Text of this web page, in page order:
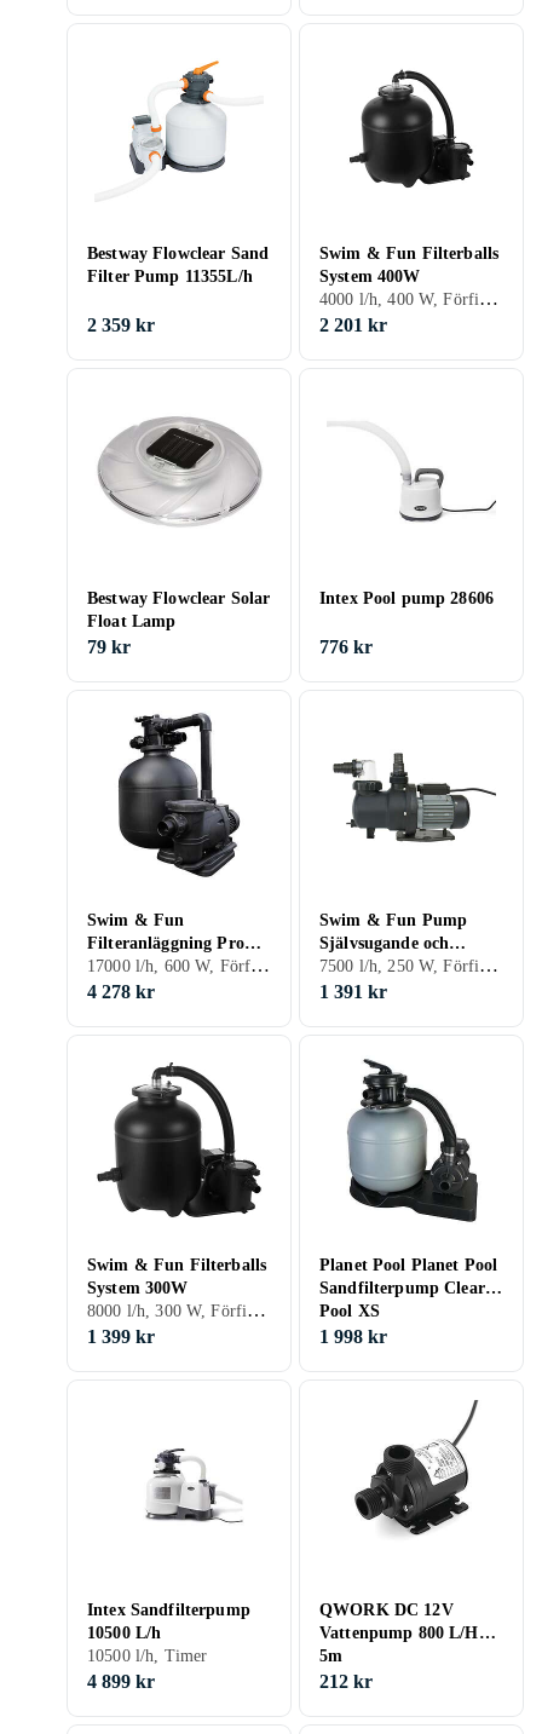
Bestway Flowclear Sand
Filter Pump 11355L/h
2 359 kr
Swim & Fun Filterballs
System 400W
4000 l/h, 400 W, Förfilter, Självsugande
2 201 kr
Bestway Flowclear Solar
Float Lamp
79 kr
Intex Pool pump 28606
776 kr
Swim & Fun
Filteranläggning Pro
Classic 500 600W
17000 l/h, 600 W, Förfilter, Manometer, Självsugande
4 278 kr
Swim & Fun Pump
Självsugande och
Förfilter 250W
7500 l/h, 250 W, Förfilter, Självsugande
1 391 kr
Swim & Fun Filterballs
System 300W
8000 l/h, 300 W, Förfilter, Självsugande
1 399 kr
Planet Pool Planet Pool
Sandfilterpump Clear
Pool XS
1 998 kr
Intex Sandfilterpump
10500 L/h
10500 l/h, Timer
4 899 kr
QWORK DC 12V
Vattenpump 800 L/H
5m
212 kr